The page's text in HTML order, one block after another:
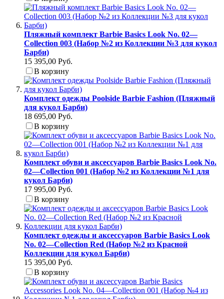
Пляжный комплект Barbie Basics Look No. 02—
Collection 003 (Набор №2 из Коллекции №3 для кукол
Барби)
15 395,00 Руб.
В корзину
Комплект одежды Poolside Barbie Fashion (Пляжный
для кукол Барби)
18 695,00 Руб.
В корзину
Комплект обуви и аксессуаров Barbie Basics Look No.
02—Collection 001 (Набор №2 из Коллекции №1 для
кукол Барби)
17 995,00 Руб.
В корзину
Комплект одежды и аксессуаров Barbie Basics Look
No. 02—Collection Red (Набор №2 из Красной
Коллекции для кукол Барби)
15 395,00 Руб.
В корзину